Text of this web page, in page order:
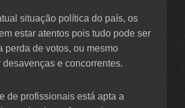
situação política do país, os
estar atentos pois tudo pode ser
perda de votos, ou mesmo
desavenças e concorrentes.
de profissionais está apta a